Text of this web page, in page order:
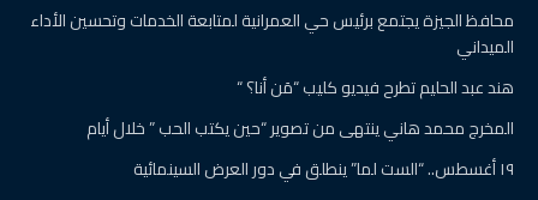
محافظ الجيزة يجتمع برئيس حي العمرانية لمتابعة الخدمات وتحسين الأداء
الميداني
هند عبد الحليم تطرح فيديو كليب “مَن أنا؟ “
المخرج محمد هاني ينتهى من تصوير “حين يكتب الحب ” خلال أيام
١٩ أغسطس.. “الست لما” ينطلق في دور العرض السينمائية